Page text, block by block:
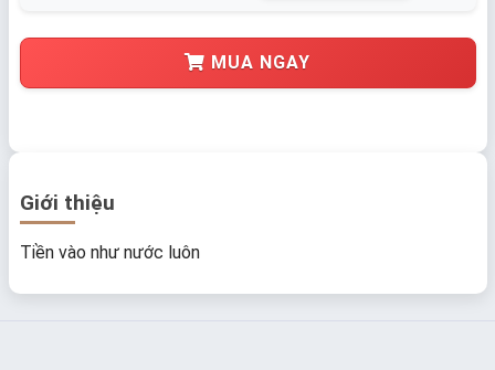
MUA NGAY
Giới thiệu
Tiền vào như nước luôn